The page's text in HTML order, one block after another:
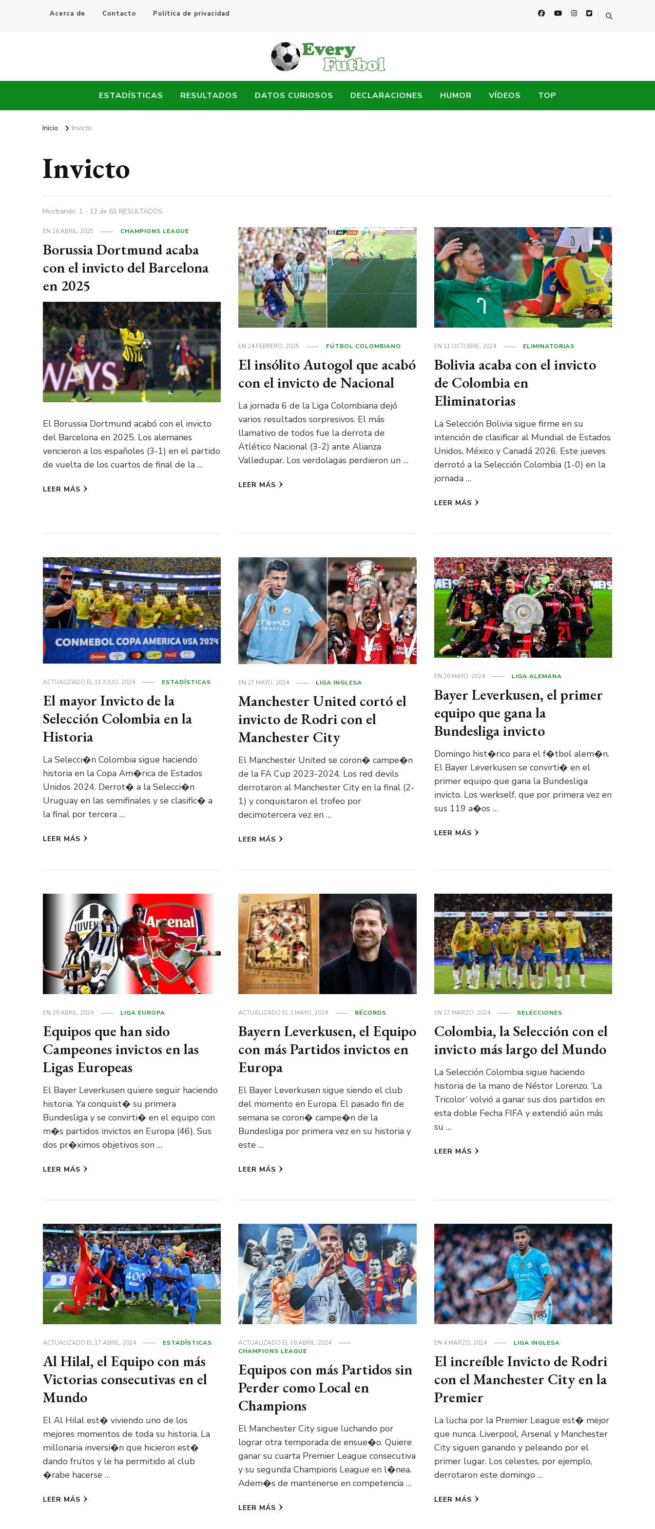
Acerca de Contacto Política de privacidad
Every Fútbol
ESTADÍSTICAS RESULTADOS DATOS CURIOSOS DECLARACIONES HUMOR VÍDEOS TOP
Inicio Invicto
Invicto
Mostrando: 1 - 12 de 61 RESULTADOS
EN 16 ABRIL, 2025 CHAMPIONS LEAGUE
Borussia Dortmund acaba
con el invicto del Barcelona
en 2025
El Borussia Dortmund acabó con el invicto
del Barcelona en 2025. Los alemanes
vencieron a los españoles (3-1) en el partido
de vuelta de los cuartos de final de la …
LEER MÁS
EN 24 FEBRERO, 2025 FÚTBOL COLOMBIANO
El insólito Autogol que acabó
con el invicto de Nacional
La jornada 6 de la Liga Colombiana dejó
varios resultados sorpresivos. El más
llamativo de todos fue la derrota de
Atlético Nacional (3-2) ante Alianza
Valledupar. Los verdolagas perdieron un …
LEER MÁS
EN 11 OCTUBRE, 2024 ELIMINATORIAS
Bolivia acaba con el invicto
de Colombia en
Eliminatorias
La Selección Bolivia sigue firme en su
intención de clasificar al Mundial de Estados
Unidos, México y Canadá 2026. Este jueves
derrotó a la Selección Colombia (1-0) en la
jornada …
LEER MÁS
ACTUALIZADO EL11 JULIO, 2024 ESTADÍSTICAS
El mayor Invicto de la
Selección Colombia en la
Historia
La Selecci�n Colombia sigue haciendo
historia en la Copa Am�rica de Estados
Unidos 2024. Derrot� a la Selecci�n
Uruguay en las semifinales y se clasific� a
la final por tercera …
LEER MÁS
EN 27 MAYO, 2024 LIGA INGLESA
Manchester United cortó el
invicto de Rodri con el
Manchester City
El Manchester United se coron� campe�n
de la FA Cup 2023-2024. Los red devils
derrotaron al Manchester City en la final (2-
1) y conquistaron el trofeo por
decimotercera vez en …
LEER MÁS
EN 20 MAYO, 2024 LIGA ALEMANA
Bayer Leverkusen, el primer
equipo que gana la
Bundesliga invicto
Domingo hist�rico para el f�tbol alem�n.
El Bayer Leverkusen se convirti� en el
primer equipo que gana la Bundesliga
invicto. Los werkself, que por primera vez en
sus 119 a�os …
LEER MÁS
EN 29 ABRIL, 2024 LIGA EUROPA
Equipos que han sido
Campeones invictos en las
Ligas Europeas
El Bayer Leverkusen quiere seguir haciendo
historia. Ya conquist� su primera
Bundesliga y se convirti� en el equipo con
m�s partidos invictos en Europa (46). Sus
dos pr�ximos objetivos son …
LEER MÁS
ACTUALIZADO EL3 MAYO, 2024 RÉCORDS
Bayern Leverkusen, el Equipo
con más Partidos invictos en
Europa
El Bayer Leverkusen sigue siendo el club
del momento en Europa. El pasado fin de
semana se coron� campe�n de la
Bundesliga por primera vez en su historia y
este …
LEER MÁS
EN 27 MARZO, 2024 SELECCIONES
Colombia, la Selección con el
invicto más largo del Mundo
La Selección Colombia sigue haciendo
historia de la mano de Néstor Lorenzo. ‘La
Tricolor’ volvió a ganar sus dos partidos en
esta doble Fecha FIFA y extendió aún más
su …
LEER MÁS
ACTUALIZADO EL17 ABRIL, 2024 ESTADÍSTICAS
Al Hilal, el Equipo con más
Victorias consecutivas en el
Mundo
El Al Hilal est� viviendo uno de los
mejores momentos de toda su historia. La
millonaria inversi�n que hicieron est�
dando frutos y le ha permitido al club
�rabe hacerse …
LEER MÁS
ACTUALIZADO EL18 ABRIL, 2024
CHAMPIONS LEAGUE
Equipos con más Partidos sin
Perder como Local en
Champions
El Manchester City sigue luchando por
lograr otra temporada de ensue�o. Quiere
ganar su cuarta Premier League consecutiva
y su segunda Champions League en l�nea.
Adem�s de mantenerse en competencia …
LEER MÁS
EN 4 MARZO, 2024 LIGA INGLESA
El increíble Invicto de Rodri
con el Manchester City en la
Premier
La lucha por la Premier League est� mejor
que nunca. Liverpool, Arsenal y Manchester
City siguen ganando y peleando por el
primer lugar. Los celestes, por ejemplo,
derrotaron este domingo …
LEER MÁS